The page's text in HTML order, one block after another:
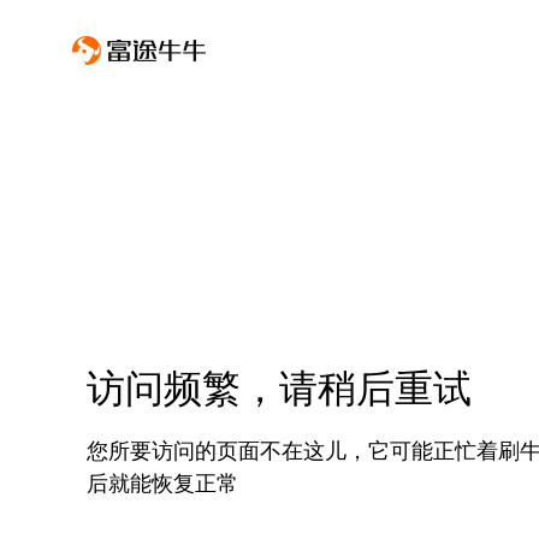
访问频繁，请稍后重试
您所要访问的页面不在这儿，它可能正忙着刷
后就能恢复正常